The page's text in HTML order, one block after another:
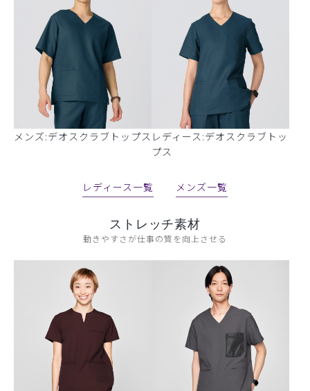
メンズ:デオスクラブトップス レディース:デオスクラブトッ
プス
レディース一覧 メンズ一覧
ストレッチ素材
動きやすさが仕事の質を向上させる